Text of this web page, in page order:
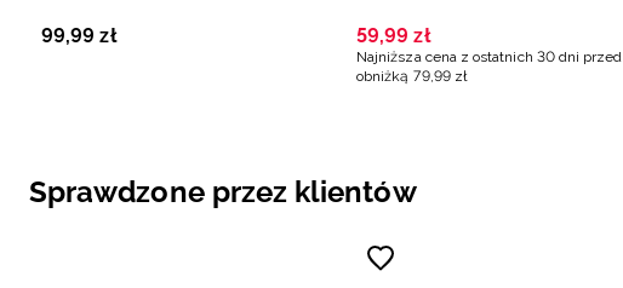
99,99 zł
59,99 zł
Najniższa cena z ostatnich 30 dni przed
obniżką 79,99 zł
Sprawdzone przez klientów